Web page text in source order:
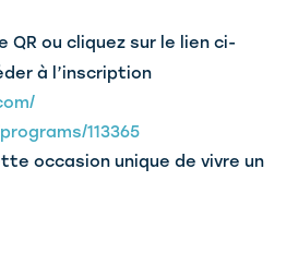
QR ou cliquez sur le lien ci-
à l’inscription
113365
occasion unique de vivre un